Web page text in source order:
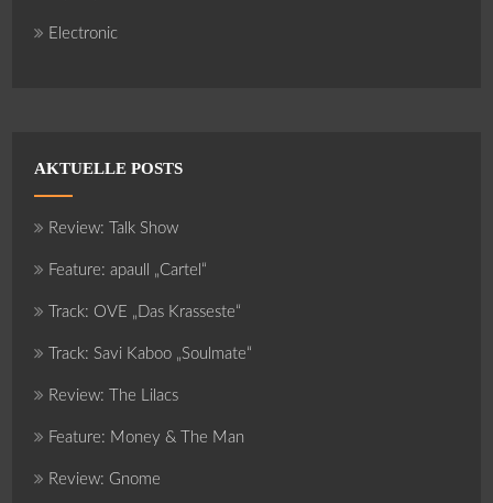
Electronic
AKTUELLE POSTS
Review: Talk Show
Feature: apaull „Cartel“
Track: OVE „Das Krasseste“
Track: Savi Kaboo „Soulmate“
Review: The Lilacs
Feature: Money & The Man
Review: Gnome